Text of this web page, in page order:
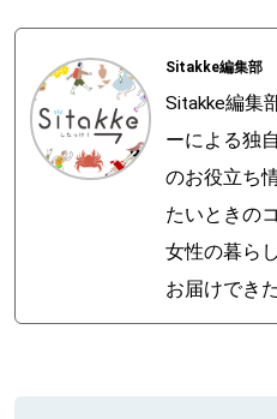
Sitakke編集部
Sitakke編集
ーによる独
のお役立ち
たいときの
女性の暮ら
お届けでき